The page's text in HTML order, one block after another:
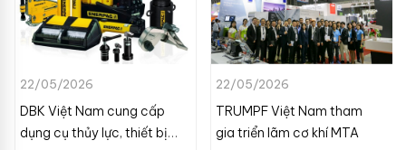
22/05/2026
DBK Việt Nam cung cấp
dụng cụ thủy lực, thiết bị
22/05/2026
TRUMPF Việt Nam tham
gia triển lãm cơ khí MTA